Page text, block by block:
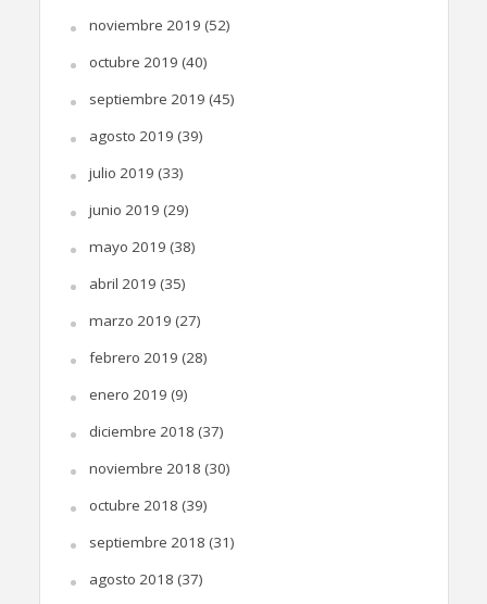
noviembre 2019 (52)
octubre 2019 (40)
septiembre 2019 (45)
agosto 2019 (39)
julio 2019 (33)
junio 2019 (29)
mayo 2019 (38)
abril 2019 (35)
marzo 2019 (27)
febrero 2019 (28)
enero 2019 (9)
diciembre 2018 (37)
noviembre 2018 (30)
octubre 2018 (39)
septiembre 2018 (31)
agosto 2018 (37)